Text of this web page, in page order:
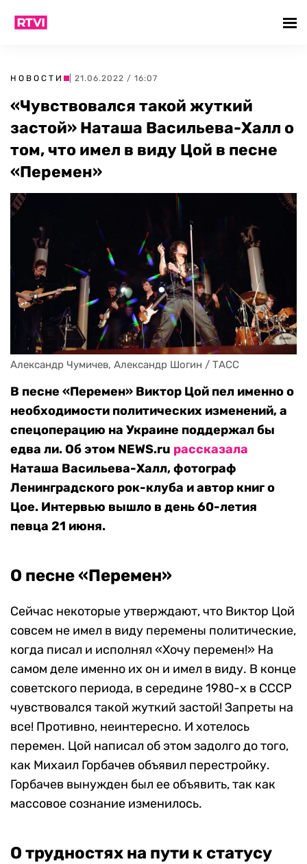
НОВОСТИ | 21.06.2022 / 16:07
«Чувствовался такой жуткий
застой» Наташа Васильева-Халл о
том, что имел в виду Цой в песне
«Перемен»
Александр Чумичев, Александр Шогин / ТАСС
В песне «Перемен» Виктор Цой пел именно о
необходимости политических изменений, а
спецоперацию на Украине поддержал бы
едва ли. Об этом NEWS.ru рассказала
Наташа Васильева-Халл, фотограф
Ленинградского рок-клуба иавтор книг о
Цое. Интервью вышло в день 60-летия
певца 21 июня.
О песне «Перемен»
Сейчас некоторые утверждают, что Виктор Цой
совсем не имел в виду перемены политические,
когда писал и исполнял «Хочу перемен!» На
самом деле именно их он и имел в виду. В конце
советского периода, в середине 1980-х в СССР
чувствовался такой жуткий застой! Запреты на
все! Противно, неинтересно. И хотелось
перемен. Цой написал об этом задолго до того,
как Михаил Горбачев объявил перестройку.
Горбачев вынужден был ее объявить, так как
массовое сознание изменилось.
О трудностях на пути к статусу